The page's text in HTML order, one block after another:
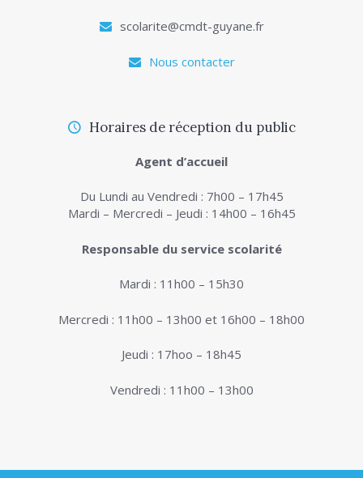
scolarite@cmdt-guyane.fr
Nous contacter
Horaires de réception du public
Agent d’accueil
Du Lundi au Vendredi : 7h00 – 17h45
Mardi – Mercredi – Jeudi : 14h00 – 16h45
Responsable du service scolarité
Mardi : 11h00 – 15h30
Mercredi : 11h00 – 13h00 et 16h00 – 18h00
Jeudi : 17hoo – 18h45
Vendredi : 11h00 – 13h00